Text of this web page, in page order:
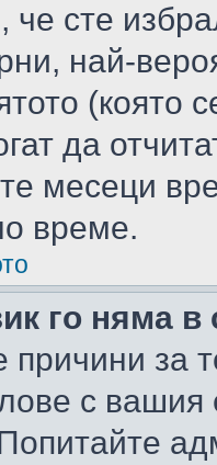
че сте
най-
(която
да
месеци
време.
го няма в
причини за
с вашия